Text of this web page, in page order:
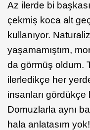
Az ilerde bi
çekmiş koca alt
kullanıyor.
yaşamamıştım,
da görmüş oldum.
ilerledikçe her
insanları gördükçe
Domuzlarla aynı
hala anlatasım yok!